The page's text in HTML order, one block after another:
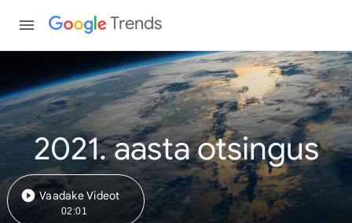
Trends
2021. aasta otsingus
Vaadake Videot
02:01